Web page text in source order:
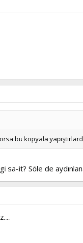
bu kopyala
sa-it? Söle de